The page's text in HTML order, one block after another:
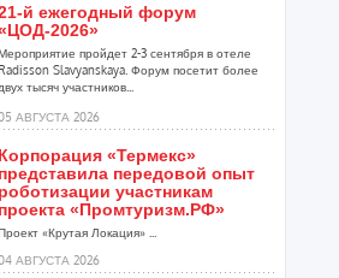
й ежегодный форум
2026»
пройдет 2-3 сентября в отеле
Slavyanskaya. Форум посетит более
двух тысяч участников...
АВГУСТА 2026
Корпорация «Термекс»
представила передовой опыт
роботизации участникам
проекта «Промтуризм.РФ»
«Крутая Локация» ...
АВГУСТА 2026